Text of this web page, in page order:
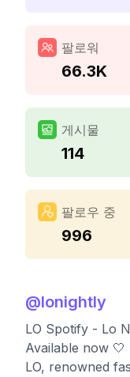
팔로워
66.3K
게시물
114
팔로우 중
996
@lonightly
LO Spotify - Lo
Available now 🤍
LO, renowned